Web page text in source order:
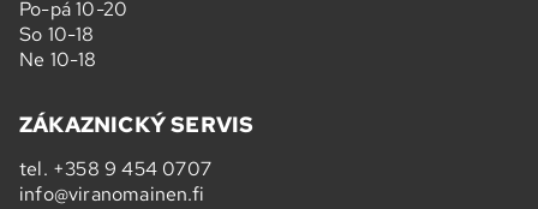
Po-pá 10-20
So 10-18
Ne 10-18
ZÁKAZNICKÝ SERVIS
tel. +358 9 454 0707
info@viranomainen.fi